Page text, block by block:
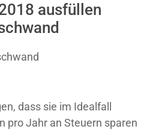
ausfüllen
dass sie im Idealfall
pro Jahr an Steuern sparen